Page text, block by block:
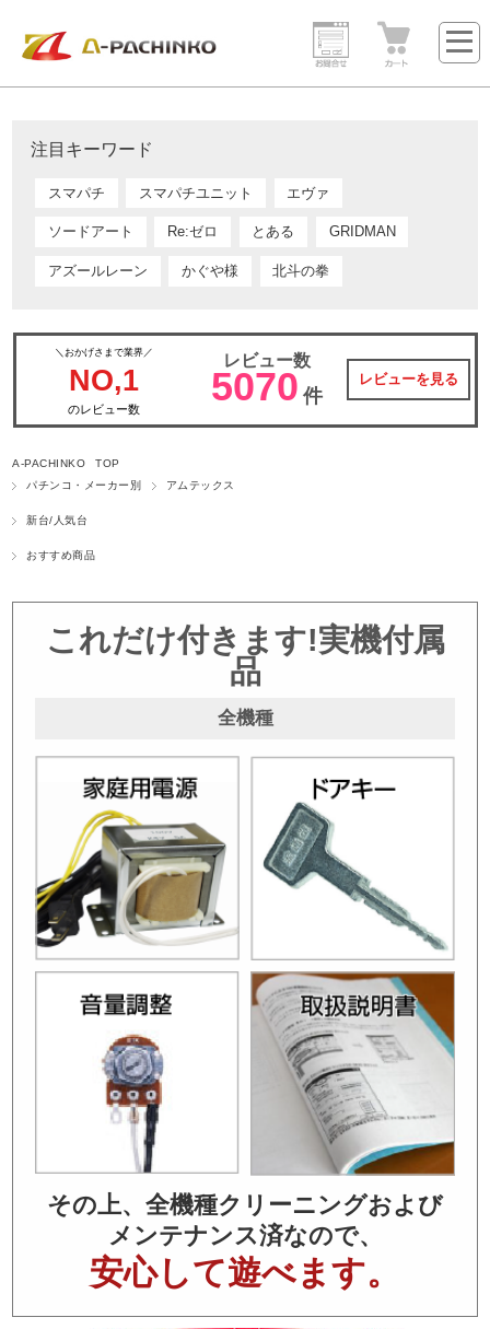
注目キーワード
スマパチ スマパチユニット エヴァ
ソードアート Re:ゼロ とある GRIDMAN
アズールレーン かぐや様 北斗の拳
＼おかげさまで業界／
NO,1
のレビュー数
レビュー数
5070 件
レビューを見る
A-PACHINKO TOP
パチンコ・メーカー別
アムテックス
新台/人気台
おすすめ商品
これだけ付きます!実機付属
品
全機種
その上、全機種クリーニングおよび
メンテナンス済なので、
安心して遊べます。